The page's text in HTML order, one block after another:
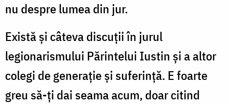
nu despre lumea din jur.
Există şi câteva discuţii în jurul
legionarismului Părintelui Iustin şi a altor
colegi de generaţie şi suferinţă. E foarte
greu să-ţi dai seama acum, doar citind